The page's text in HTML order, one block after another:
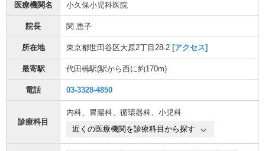
医療機関名 小久保小児科医院
院長 関 恵子
所在地 東京都世田谷区大原2丁目28-2 [アクセス]
最寄駅 代田橋駅(駅から西に約170m)
電話 03-3328-4850
診療科目
内科、 胃腸科、 循環器科、 小児科
近くの医療機関を診療科目から探す